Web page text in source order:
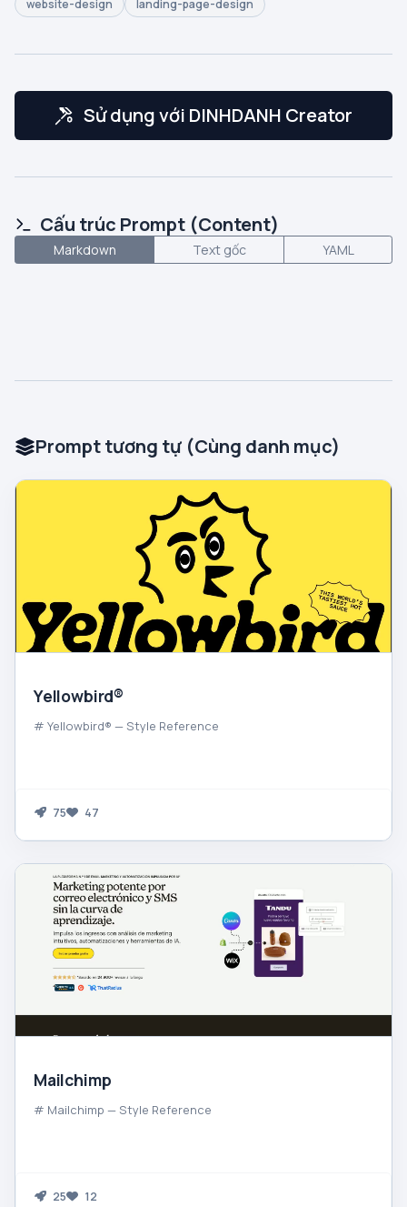
website-design
landing-page-design
Sử dụng với DINHDANH Creator
Cấu trúc Prompt (Content)
Markdown Text gốc YAML
Prompt tương tự (Cùng danh mục)
Yellowbird®
# Yellowbird® — Style Reference
75 47
Mailchimp
# Mailchimp — Style Reference
25 12